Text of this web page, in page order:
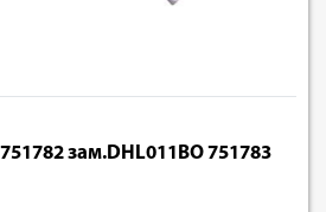
зам.DHL011BO 751783